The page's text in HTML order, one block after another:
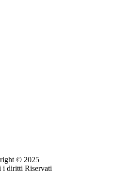
© 2025
i diritti Riservati